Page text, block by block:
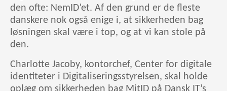
den ofte: NemID’et. Af den grund er de fleste
danskere nok også enige i, at sikkerheden bag
løsningen skal være i top, og at vi kan stole på
den.
Charlotte Jacoby, kontorchef, Center for digitale
identiteter i Digitaliseringsstyrelsen, skal holde
oplæg om sikkerheden bag MitID på Dansk IT’s